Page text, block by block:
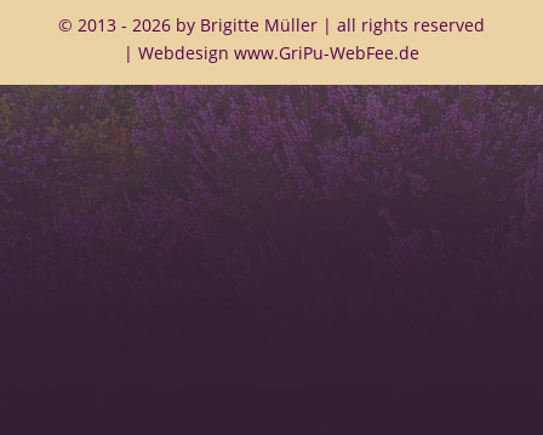
© 2013 - 2026 by Brigitte Müller | all rights reserved
| Webdesign www.GriPu-WebFee.de